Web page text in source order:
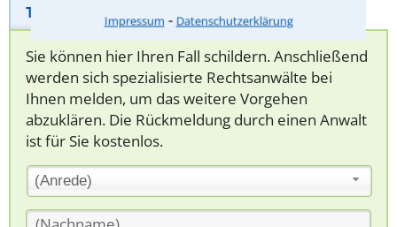
Impressum ⁃ Datenschutzerklärung
Telefonhilfe Beratungsanfrage
Sie können hier Ihren Fall schildern. Anschließend
werden sich spezialisierte Rechtsanwälte bei
Ihnen melden, um das weitere Vorgehen
abzuklären. Die Rückmeldung durch einen Anwalt
ist für Sie kostenlos.
(Anrede)